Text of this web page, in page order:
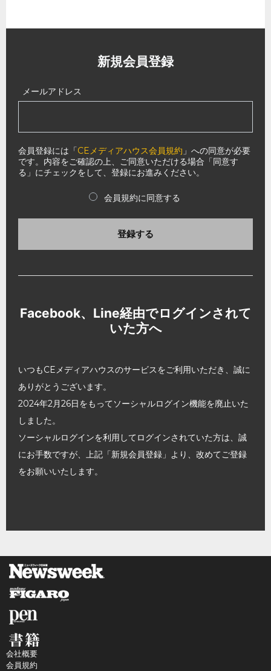
新規会員登録
メールアドレス
会員登録には「CEメディアハウス会員規約 」への同意が必要
です。内容をご確認の上、ご同意いただける場合「同意す
る」にチェックをして、登録にお進みください。
会員規約に同意する
登録する
Facebook、Line経由でログインされて
いた方へ
いつもCEメディアハウスのサービスをご利用いただき、誠に
ありがとうございます。
2024年2月26日をもってソーシャルログイン機能を廃止いた
しました。
ソーシャルログインを利用してログインされていた方は、誠
にお手数ですが、上記「新規会員登録」より、改めてご登録
をお願いいたします。
会社概要
会員規約